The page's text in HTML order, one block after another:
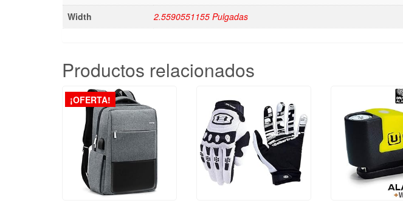
Width
2.5590551155 Pulgadas
Productos relacionados
¡OFERTA!